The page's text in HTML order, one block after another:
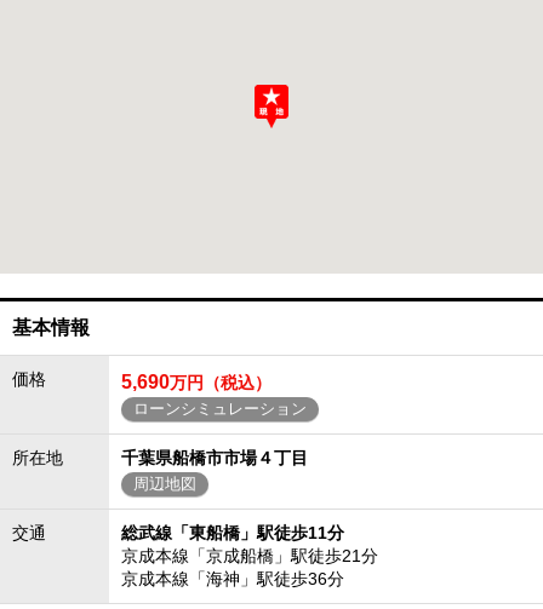
基本情報
価格 5,690万円（税込）
ローンシミュレーション
所在地 千葉県船橋市市場４丁目
周辺地図
交通
総武線「東船橋」駅徒歩11分
京成本線「京成船橋」駅徒歩21分
京成本線「海神」駅徒歩36分